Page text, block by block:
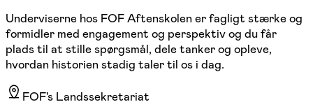
Underviserne hos FOF Aftenskolen er fagligt stærke og
formidler med engagement og perspektiv og du får
plads til at stille spørgsmål, dele tanker og opleve,
hvordan historien stadig taler til os i dag.
FOF's Landssekretariat